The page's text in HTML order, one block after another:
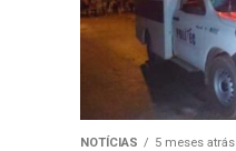
NOTÍCIAS 5 meses atrás